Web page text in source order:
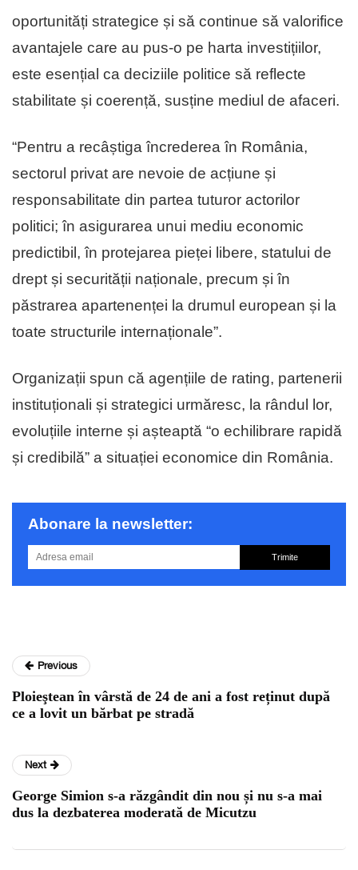
oportunități strategice și să continue să valorifice
avantajele care au pus-o pe harta investițiilor,
este esențial ca deciziile politice să reflecte
stabilitate și coerență, susține mediul de afaceri.
“Pentru a recâștiga încrederea în România,
sectorul privat are nevoie de acțiune și
responsabilitate din partea tuturor actorilor
politici; în asigurarea unui mediu economic
predictibil, în protejarea pieței libere, statului de
drept și securității naționale, precum și în
păstrarea apartenenței la drumul european și la
toate structurile internaționale”.
Organizații spun că agențiile de rating, partenerii
instituționali și strategici urmăresc, la rândul lor,
evoluțiile interne și așteaptă “o echilibrare rapidă
și credibilă” a situației economice din România.
Abonare la newsletter:
Trimite
Previous
Ploieştean în vârstă de 24 de ani a fost reținut după
ce a lovit un bărbat pe stradă
Next
George Simion s-a răzgândit din nou și nu s-a mai
dus la dezbaterea moderată de Micutzu